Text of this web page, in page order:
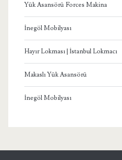
Yük Asansörü Forces Makina
İnegöl Mobilyası
Hayır Lokması | İstanbul Lokmacı
Makaslı Yük Asansörü
İnegöl Mobilyası